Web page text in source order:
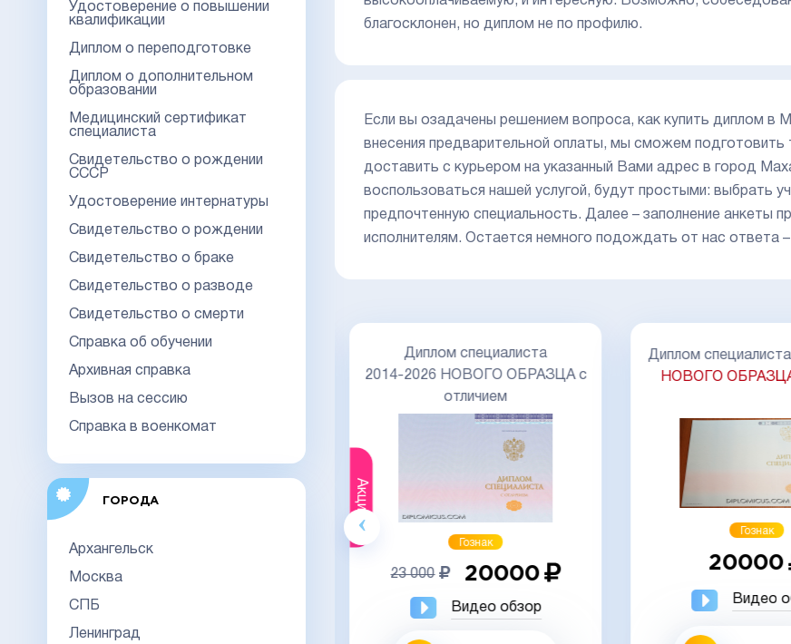
Удостоверение о повышении
квалификации
Диплом о переподготовке
Диплом о дополнительном
образовании
Медицинский сертификат
специалиста
Свидетельство о рождении
СССР
Удостоверение интернатуры
Свидетельство о рождении
Свидетельство о браке
Свидетельство о разводе
Свидетельство о смерти
Справка об обучении
Архивная справка
Вызов на сессию
Справка в военкомат
ГОРОДА
Архангельск
Москва
СПБ
Ленинград
благосклонен, но диплом не по профилю.
Если вы озадачены решением вопроса, как купить диплом в
внесения предварительной оплаты, мы сможем
доставить с курьером на указанный Вами адрес в город
воспользоваться нашей услугой, будут простыми: выбрать
предпочтенную специальность. Далее – заполнение анкеты
исполнителям. Остается немного подождать от нас ответа
Акция
НОВОГО ОБРАЗЦА
23000
Акция
Диплом специалиста
2014-2026 НОВОГО ОБРАЗЦА с
отличием
Гознак
23 000 20000
Видео обзор
Диплом
НОВОГО
Гознак
20000
Видео